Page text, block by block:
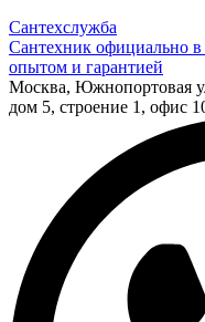
Сантехслужба
Сантехник официально
опытом и гарантией
Москва, Южнопортовая
дом 5, строение 1, офис